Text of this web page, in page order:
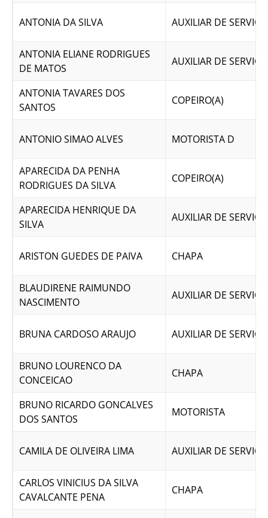
ANTONIA DA SILVA AUXILIAR DE
ANTONIA ELIANE RODRIGUES
DE MATOS
AUXILIAR DE
ANTONIA TAVARES DOS
SANTOS
COPEIRO(A)
ANTONIO SIMAO ALVES MOTORISTA D
APARECIDA DA PENHA
RODRIGUES DA SILVA
COPEIRO(A)
APARECIDA HENRIQUE DA
SILVA
AUXILIAR DE
ARISTON GUEDES DE PAIVA CHAPA
BLAUDIRENE RAIMUNDO
NASCIMENTO
AUXILIAR DE
BRUNA CARDOSO ARAUJO AUXILIAR DE
BRUNO LOURENCO DA
CONCEICAO
CHAPA
BRUNO RICARDO GONCALVES
DOS SANTOS
MOTORISTA
CAMILA DE OLIVEIRA LIMA AUXILIAR DE
CARLOS VINICIUS DA SILVA
CAVALCANTE PENA
CHAPA